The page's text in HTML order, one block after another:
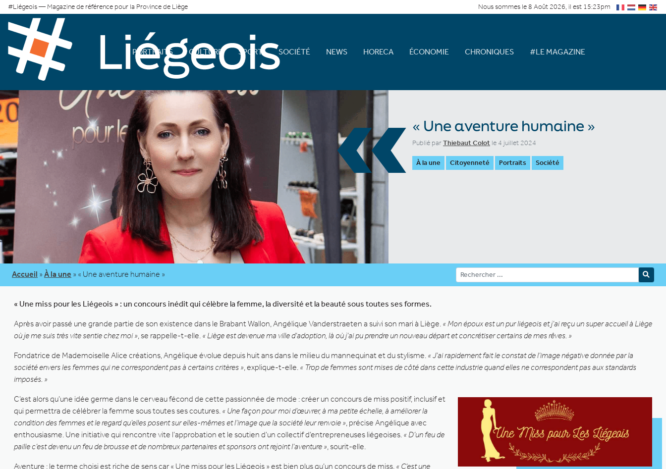
#Liégeois — Magazine de référence pour la Province de Liège Nous sommes le 8 Août 2026, il est 15:23pm
PORTRAITS CULTURE SPORT SOCIÉTÉ NEWS HORECA ÉCONOMIE CHRONIQUES #LE MAGAZINE
«« Une aventure humaine »
Publié parThiebaut Colot le 4 juillet 2024
À la une Citoyenneté Portraits Société
Accueil » À la une » « Une aventure humaine »
« Une miss pour les Liégeois » : un concours inédit qui célèbre la femme, la diversité et la beauté sous toutes ses formes.
Après avoir passé une grande partie de son existence dans le Brabant Wallon, Angélique Vanderstraeten a suivi son mari à Liège. « Mon époux est un pur liégeois et j’ai reçu un super accueil à Liège
où je me suis très vite sentie chez moi », se rappelle-t-elle. « Liège est devenue ma ville d’adoption, là où j’ai pu prendre un nouveau départ et concrétiser certains de mes rêves. »
Fondatrice de Mademoiselle Alice créations, Angélique évolue depuis huit ans dans le milieu du mannequinat et du stylisme. « J’ai rapidement fait le constat de l’image négative donnée par la
société envers les femmes qui ne correspondent pas à certains critères », explique-t-elle. « Trop de femmes sont mises de côté dans cette industrie quand elles ne correspondent pas aux standards
imposés. »
C’est alors qu’une idée germe dans le cerveau fécond de cette passionnée de mode : créer un concours de miss positif, inclusif et
qui permettra de célébrer la femme sous toutes ses coutures. « Une façon pour moi d’œuvrer, à ma petite échelle, à améliorer la
condition des femmes et le regard qu’elles posent sur elles-mêmes et l’image que la société leur renvoie », précise Angélique avec
enthousiasme. Une initiative qui rencontre vite l’approbation et le soutien d’un collectif d’entrepreneuses liégeoises. « D’un feu de
paille c’est devenu un feu de brousse et de nombreux partenaires et sponsors ont rejoint l’aventure », sourit-elle.
Aventure : le terme choisi est riche de sens car « Une miss pour les Liégeois » est bien plus qu’un concours de miss. « C’est une